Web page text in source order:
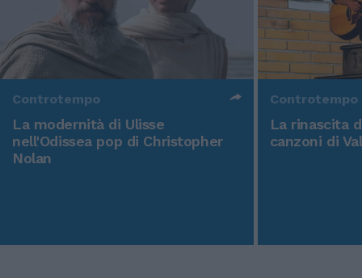
Controtempo
La modernità di Ulisse
nell'Odissea pop di Christopher
Nolan
Controtempo
La rinascita
canzoni di